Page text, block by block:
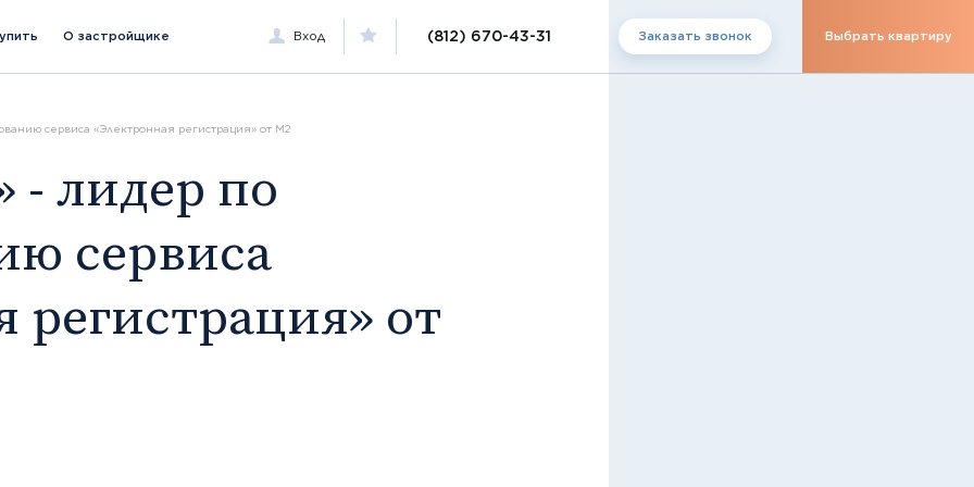
О застройщике Вход (812) 670-43-31 Заказать звонок Выбрать квартиру
сервиса «Электронная регистрация» от М2
сервиса
регистрация» от